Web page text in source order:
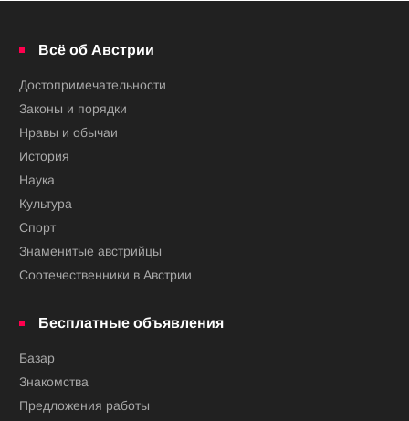
Всё об Австрии
Достопримечательности
Законы и порядки
Нравы и обычаи
История
Наука
Культура
Спорт
Знаменитые австрийцы
Соотечественники в Австрии
Бесплатные объявления
Базар
Знакомства
Предложения работы